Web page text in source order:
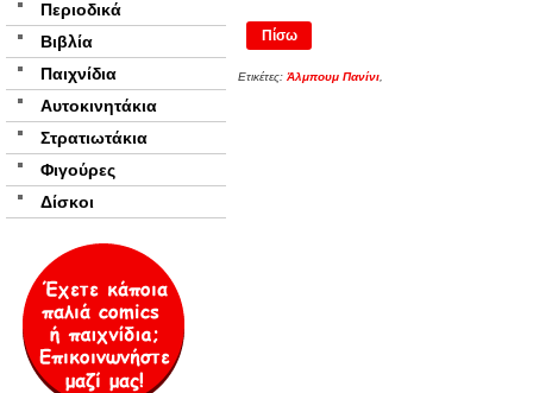
Πίσω
Ετικέτες: Άλμπουμ Πανίνι
Περιοδικά
Βιβλία
Παιχνίδια
Αυτοκινητάκια
Στρατιωτάκια
Φιγούρες
Δίσκοι